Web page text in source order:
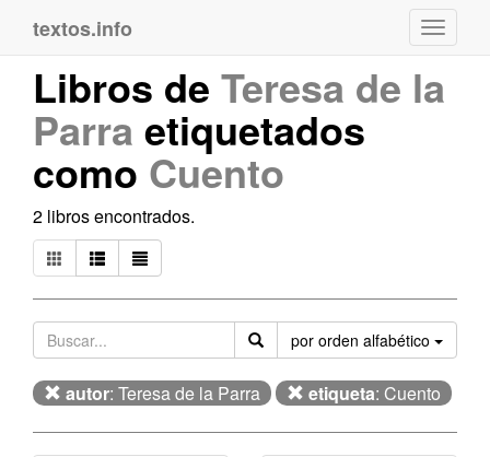
textos.info
Libros de Teresa de la
Parra etiquetados
como Cuento
2 libros encontrados.
por orden alfabético
autor: Teresa de la Parra etiqueta: Cuento